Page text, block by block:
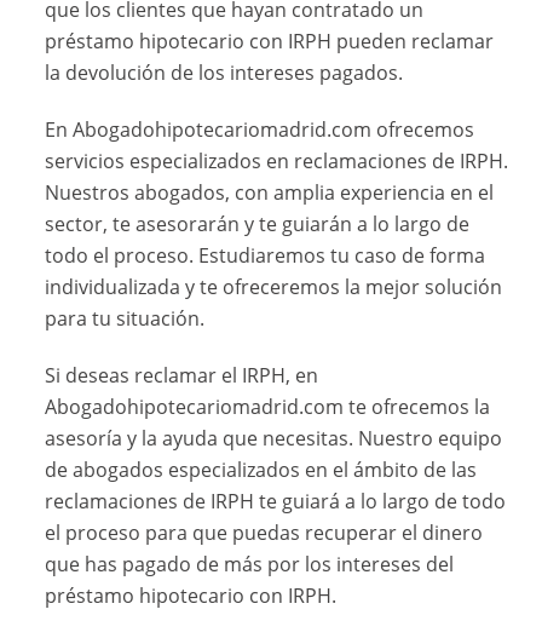
que los clientes que hayan contratado un
préstamo hipotecario con IRPH pueden reclamar
la devolución de los intereses pagados.
En Abogadohipotecariomadrid.com ofrecemos
servicios especializados en reclamaciones de IRPH.
Nuestros abogados, con amplia experiencia en el
sector, te asesorarán y te guiarán a lo largo de
todo el proceso. Estudiaremos tu caso de forma
individualizada y te ofreceremos la mejor solución
para tu situación.
Si deseas reclamar el IRPH, en
Abogadohipotecariomadrid.com te ofrecemos la
asesoría y la ayuda que necesitas. Nuestro equipo
de abogados especializados en el ámbito de las
reclamaciones de IRPH te guiará a lo largo de todo
el proceso para que puedas recuperar el dinero
que has pagado de más por los intereses del
préstamo hipotecario con IRPH.